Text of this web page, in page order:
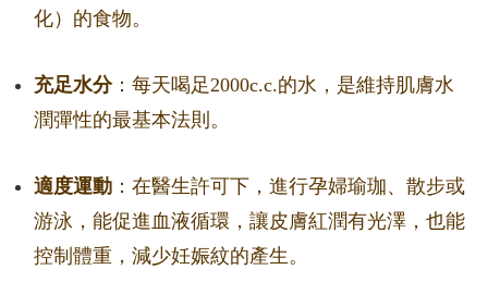
化）的食物。
充足水分：每天喝足2000c.c.的水，是維持肌膚水
潤彈性的最基本法則。
適度運動 ：在醫生許可下，進行孕婦瑜珈、散步或
游泳，能促進血液循環，讓皮膚紅潤有光澤，也能
控制體重，減少妊娠紋的產生。